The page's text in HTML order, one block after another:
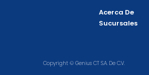
Acerca De
Sucursales
Copyright © Genius CT S.A. De C.V.